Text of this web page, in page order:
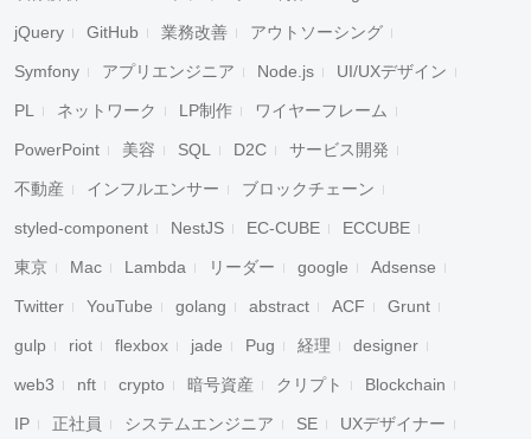
jQuery GitHub 業務改善 アウトソーシング
Symfony アプリエンジニア Node.js UI/UXデザイン
PL ネットワーク LP制作 ワイヤーフレーム
PowerPoint 美容 SQL D2C サービス開発
不動産 インフルエンサー ブロックチェーン
styled-component NestJS EC-CUBE ECCUBE
東京 Mac Lambda リーダー google Adsense
Twitter YouTube golang abstract ACF Grunt
gulp riot flexbox jade Pug 経理 designer
web3 nft crypto 暗号資産 クリプト Blockchain
IP 正社員 システムエンジニア SE UXデザイナー